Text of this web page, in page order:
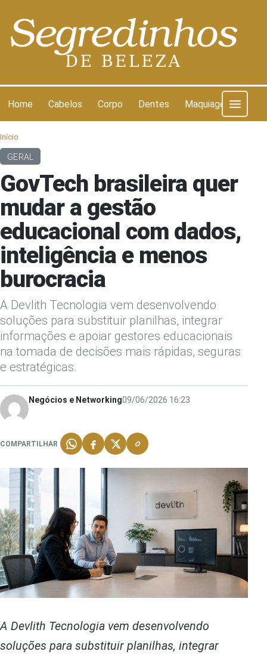
Home Cabelos Corpo Dentes Maquiagem
Início
GERAL
GovTech brasileira quer
mudar a gestão
educacional com dados,
inteligência e menos
burocracia
A Devlith Tecnologia vem desenvolvendo
soluções para substituir planilhas, integrar
informações e apoiar gestores educacionais
na tomada de decisões mais rápidas, seguras
e estratégicas.
Negócios e Networking09/06/2026 16:23
COMPARTILHAR
A Devlith Tecnologia vem desenvolvendo
soluções para substituir planilhas, integrar